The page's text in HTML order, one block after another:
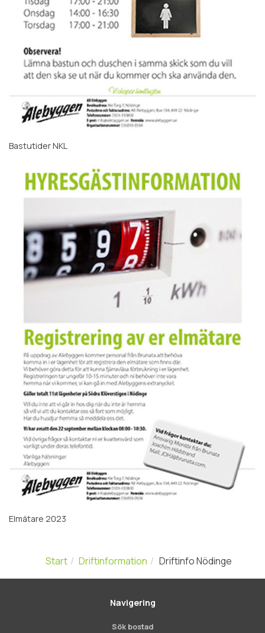
Bastutider NKL
Elmätare 2023
Start Driftinformation Driftinfo Nödinge
Navigering
Sök bostad